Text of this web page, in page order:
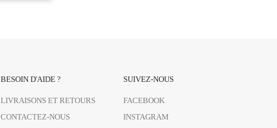
BESOIN D'AIDE ?
LIVRAISONS ET RETOURS
CONTACTEZ-NOUS
SUIVEZ-NOUS
FACEBOOK
INSTAGRAM